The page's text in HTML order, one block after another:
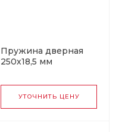
Пружина дверная
250х18,5 мм
отгрузка упаковкой
УТОЧНИТЬ ЦЕНУ